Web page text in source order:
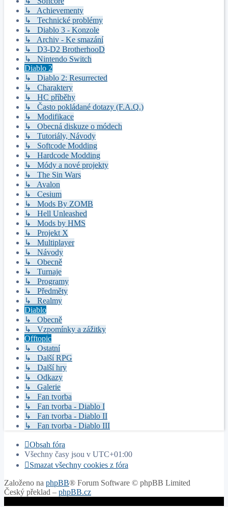
↳ Achievementy
↳ Technické problémy
↳ Diablo 3 - Konzole
↳ Archiv - Ke smazání
↳ D3-D2 BrotherhooD
↳ Nintendo Switch
Diablo 2
↳ Diablo 2: Resurrected
↳ Charaktery
↳ HC příběhy
↳ Často pokládané dotazy (F.A.Q.)
↳ Modifikace
↳ Obecná diskuze o módech
↳ Tutoriály, Návody
↳ Softcode Modding
↳ Hardcode Modding
↳ Módy a nové projekty
↳ The Sin Wars
↳ Avalon
↳ Cesium
↳ Mods By ZOMB
↳ Hell Unleashed
↳ Mods by HMS
↳ Projekt X
↳ Multiplayer
↳ Návody
↳ Obecně
↳ Turnaje
↳ Programy
↳ Předměty
↳ Realmy
Diablo
↳ Obecně
↳ Vzpomínky a zážitky
Offtopic
↳ Ostatní
↳ Další RPG
↳ Další hry
↳ Odkazy
↳ Galerie
↳ Fan tvorba
↳ Fan tvorba - Diablo I
↳ Fan tvorba - Diablo II
↳ Fan tvorba - Diablo III
Obsah fóra
Všechny časy jsou v UTC+01:00
Smazat všechny cookies z fóra
Založeno na phpBB® Forum Software © phpBB Limited
Český překlad – phpBB.cz